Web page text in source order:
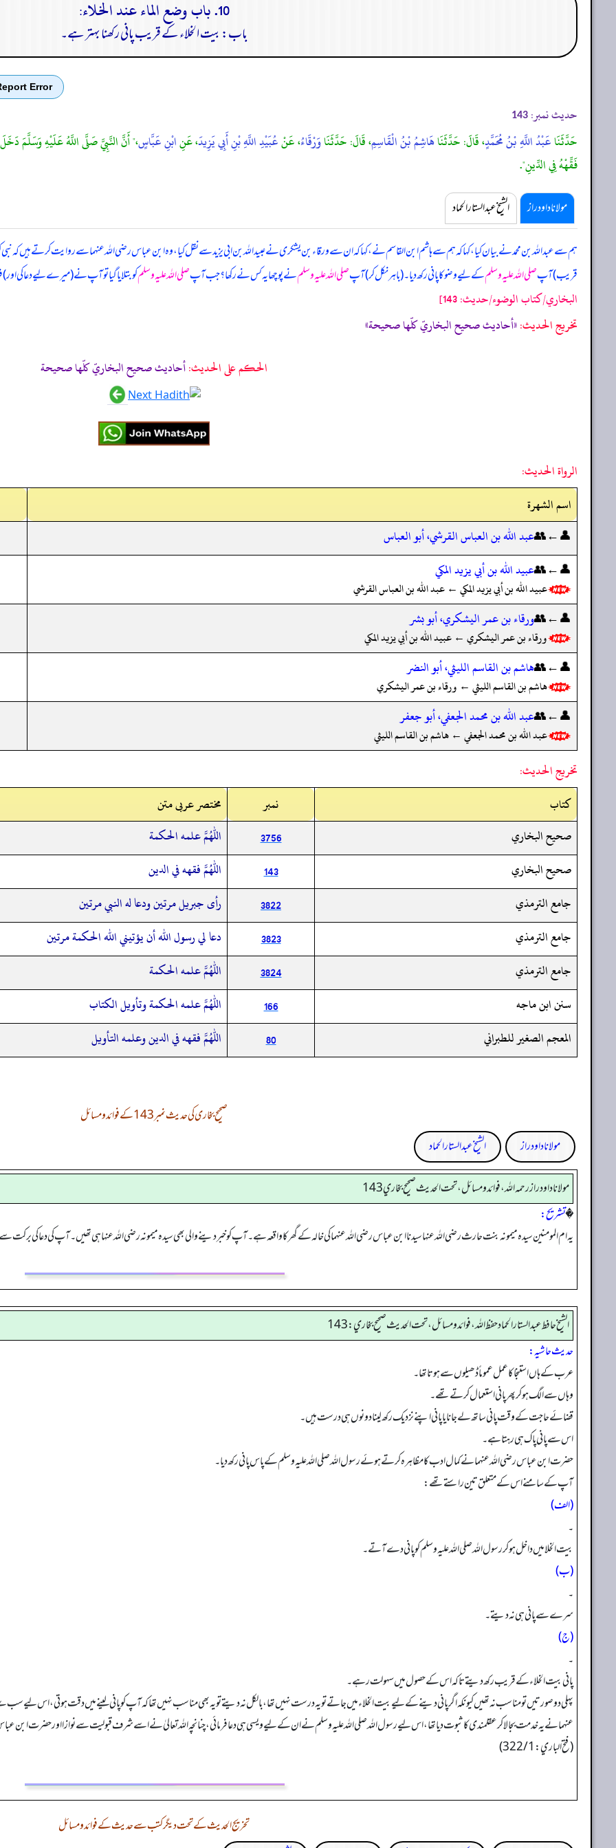
10. باب وضع الماء عند الخلاء:
باب: بیت الخلاء کے قریب پانی رکھنا بہتر ہے۔
Error
حدیث نمبر: 143
حَدَّثَنَاعَبْدُ اللَّهِ بْنُ مُحَمَّدٍ، قَالَ: حَدَّثَنَاهَاشِمُ بْنُ الْقَاسِمِ، قَالَ: حَدَّثَنَاوَرْقَاءُ، عَنْعُبَيْدِ اللَّهِ بْنِ أَبِي يَزِيدَ، عَنِابْنِ عَبَّاسٍ،" أَنَّ النَّبِيَّ صَلَّى اللَّهُ عَلَيْهِ وَسَلَّمَ
فَقِّهْهُ فِي الدِّينِ".
مولانا داود راز الشیخ عبدالستار الحماد
ہم سے عبداللہ بن محمد نے بیان کیا، کہا کہ ہم سے ہاشم ابن القاسم نے، کہا کہ ان سے ورقاء بن یشکری نے عبیداللہ بن ابی یزید سے نقل کیا، وہ ابن عباس رضی اللہ عنہما سے روایت کرتے ہیں کہ
قریب) آپصلی اللہ علیہ وسلمکے لیے وضو کا پانی رکھ دیا۔ (باہر نکل کر) آپصلی اللہ علیہ وسلمنے پوچھا یہ کس نے رکھا؟ جب آپصلی اللہ علیہ وسلمکو بتلایا گیا تو آپ نے (میرے لیے دعا کی اور)
البخاري/كتاب الوضوء/حدیث: 143]
تخریج الحدیث:«أحاديث صحيح البخاريّ كلّها صحيحة»
الحكم على الحديث:أحاديث صحيح البخاريّ كلّها صحيحة
الرواة الحديث:
اسم الشهرة
👤←👥عبد الله بن العباس القرشي، أبو العباس
👤←👥عبيد الله بن أبي يزيد المكي
عبيد الله بن أبي يزيد المكي ← عبد الله بن العباس القرشي
👤←👥ورقاء بن عمر اليشكري، أبو بشر
ورقاء بن عمر اليشكري ← عبيد الله بن أبي يزيد المكي
👤←👥هاشم بن القاسم الليثي، أبو النضر
هاشم بن القاسم الليثي ← ورقاء بن عمر اليشكري
👤←👥عبد الله بن محمد الجعفي، أبو جعفر
عبد الله بن محمد الجعفي ← هاشم بن القاسم الليثي
تخريج الحديث:
کتاب
نمبر
مختصر عربی متن
صحيح البخاري
3756
اللهم علمه الحكمة
صحيح البخاري
143
اللهم فقهه في الدين
جامع الترمذي
3822
رأى جبريل مرتين ودعا له النبي مرتين
جامع الترمذي
3823
دعا لي رسول الله أن يؤتيني الله الحكمة مرتين
جامع الترمذي
3824
اللهم علمه الحكمة
سنن ابن ماجه
166
اللهم علمه الحكمة وتأويل الكتاب
المعجم الصغير للطبراني
80 اللهم فقهه في الدين وعلمه التأويل
صحیح بخاری کی حدیث نمبر 143 کے فوائد و مسائل
مولانا داود راز
الشیخ عبدالستار الحماد
مولانا داود راز رحمه الله، فوائد و مسائل، تحت الحديث صحيح بخاري 143
�تشریح:
یہ ام المومنین سیدہ میمونہ بنت حارث رضی اللہ عنہا سیدنا ابن عباس رضی اللہ عنہما کی خالہ کے گھر کا واقعہ ہے۔ آپ کو خبر دینے والی بھی سیدہ میمونہ رضی اللہ عنہا ہی تھیں۔ آپ کی دعا کی
الشيخ حافط عبدالستار الحماد حفظ الله، فوائد و مسائل، تحت الحديث صحيح بخاري:143
حدیث حاشیہ:
عرب کے ہاں استنجا کا عمل عموماً ڈھیلوں سے ہوتا تھا۔
وہاں سے الگ ہوکر پھر پانی استعمال کرتے تھے۔
قضائے حاجت کے وقت پانی ساتھ لے جانا یا پانی اپنے نزدیک رکھ لینا دونوں ہی درست ہیں۔
اس سے پانی پاک ہی رہتا ہے۔
حضرت ابن عباس رضی اللہ عنہما نےکمال ادب کا مظاہرہ کرتے ہوئے رسول اللہ صلی اللہ علیہ وسلم کے پاس پانی رکھ دیا۔
آپ کے سامنے اس کے متعلق تین راستے تھے:
(الف)
۔
بیت الخلا میں داخل ہوکر رسول اللہ صلی اللہ علیہ وسلم کو پانی دے آتے۔
(ب)
۔
سرے سے پانی ہی نہ دیتے۔
(ج)
۔
پانی بیت الخلاء کے قریب رکھ دیتے تاکہ اس کے حصول میں سہولت رہے۔
پہلی دوصورتیں تو مناسب نہ تھیں کیونکہ اگر پانی دینے کے لیے بیت الخلاء میں جاتے تو یہ درست نہیں تھا، بالکل نہ دیتے تو یہ بھی مناسب نہیں تھا کہ آپ کو پانی لینے میں دقت ہوتی، اس
عنہما نے یہ خدمت بجا لا کر عقلمندی کا ثبوت دیا تھا، اس لیے رسول اللہ صلی اللہ علیہ وسلم نے ان کے لیے ویسی ہی دعا فرمائی، چنانچہ اللہ تعالیٰ نے اسے شرف قبولیت سے نوازا اور حضرت
(فتح الباري: 322/1)
تخریج الحدیث کے تحت دیگر کتب سے حدیث کے فوائد و مسائل